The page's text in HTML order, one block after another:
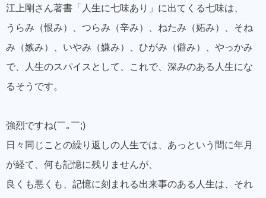
江上剛さん著書「人生に七味あり」に出てくる七味は、
うらみ（恨み）、つらみ（辛み）、ねたみ（妬み）、そね
み（嫉み）、いやみ（嫌み）、ひがみ（僻み）、やっかみ
で、人生のスパイスとして、これで、深みのある人生にな
るそうです。
強烈ですね(￣｡￣;)
日々同じことの繰り返しの人生では、あっという間に年月
が経て、何も記憶に残りませんが、
良くも悪くも、記憶に刻まれる出来事のある人生は、それ